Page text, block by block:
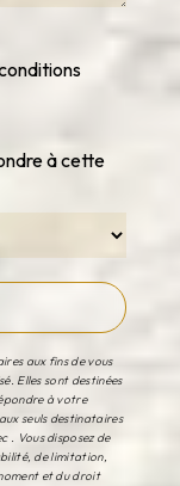
à cette
aux fins de vous
Elles sont destinées
à votre
seuls destinataires
. Vous disposez de
de limitation,
et du droit